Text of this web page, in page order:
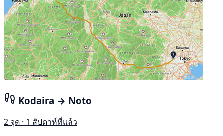
Kodaira → Noto
2 จุด · 1 สัปดาห์ที่แล้ว